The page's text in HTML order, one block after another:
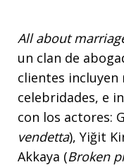
All about
un clan de
clientes
celebridades, e
con los actores:
vendetta), Yiğit
Akkaya (Broken